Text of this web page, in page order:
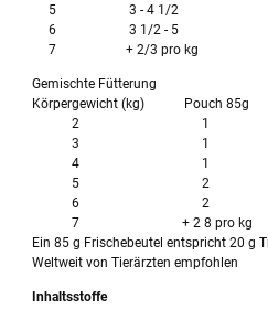
5 3 - 4 1/2
6 3 1/2 - 5
7 + 2/3 pro kg
Gemischte Fütterung
Körpergewicht (kg) Pouch
2 1
3 1
4 1
5 2
6 2
7 + 2 8 pro kg
Ein 85 g Frischebeutel entspricht 20 g
Weltweit von Tierärzten empfohlen
Inhaltsstoffe